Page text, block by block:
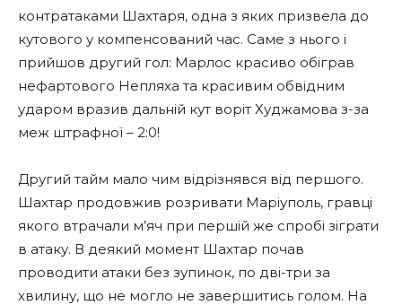
контратаками Шахтаря, одна з яких призвела до
кутового у компенсований час. Саме з нього і
прийшов другий гол: Марлос красиво обіграв
нефартового Непляха та красивим обвідним
ударом вразив дальній кут воріт Худжамова з-за
меж штрафної – 2:0!
Другий тайм мало чим відрізнявся від першого.
Шахтар продовжив розривати Маріуполь, гравці
якого втрачали м’яч при першій же спробі зіграти
в атаку. В деякий момент Шахтар почав
проводити атаки без зупинок, по дві-три за
хвилину, що не могло не завершитись голом. На